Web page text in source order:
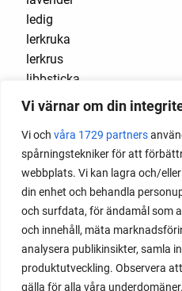
Vi värnar om din
Vi och våra 1729 partners
spårningstekniker för att
webbplats. Vi kan lagra och/
din enhet och behandla
och surfdata, för ändamål som
och innehåll, mäta
analysera publikinsikter, samla
produktutveckling. Observera
gälla för alla våra
ledig
lerkruka
lerkrus
libbsticka
liguster
limabönor
lind
lindblommor
lindblomste
linne
lipstick
little gem amaze
live